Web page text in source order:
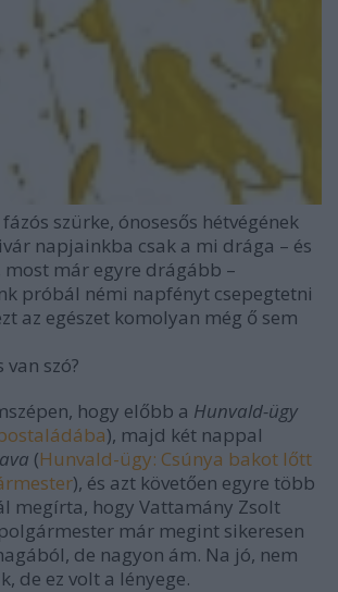
szürke, ónosesős hétvégének
napjainkba csak a mi drága – és
most már egyre drágább –
próbál némi napfényt csepegtetni
az egészet komolyan még ő sem
szó?
hogy előbb a Hunvald-ügy
), majd két nappal
(Hunvald-ügy: Csúnya bakot lőtt
), és azt követően egyre több
megírta, hogy Vattamány Zsolt
már megint sikeresen
de nagyon ám. Na jó, nem
de ez volt a lényege.